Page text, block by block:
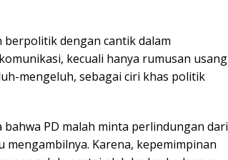
berpolitik dengan cantik dalam
kecuali hanya rumusan usang
mengeluh, sebagai ciri khas politik
PD malah minta perlindungan dari
Karena, kepemimpinan